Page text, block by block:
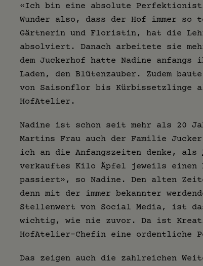
«Ich bin eine absolute
Wunder also, dass der Hof immer
Gärtnerin und Floristin, hat die
absolviert. Danach arbeitete sie
dem Juckerhof hatte Nadine anfangs
Laden, den Blütenzauber. Zudem
von Saisonflor bis Kürbissetzlinge
HofAtelier.
Nadine ist schon seit mehr als 20
Martins Frau auch der Familie
ich an die Anfangszeiten denke, als
verkauftes Kilo Äpfel jeweils einen
passiert», so Nadine. Den alten
denn mit der immer bekannter
Stellenwert von Social Media, ist
wichtig, wie nie zuvor. Da ist
HofAtelier-Chefin eine ordentliche
Das zeigen auch die zahlreichen